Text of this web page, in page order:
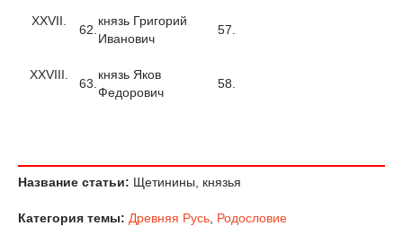
XXVII.
62.
князь Григорий
Иванович
57.
XXVIII.
63.
князь Яков
Федорович
58.
Название статьи: Щетинины, князья
Категория темы: Древняя Русь Родословие